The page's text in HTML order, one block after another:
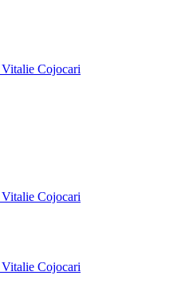
Vitalie Cojocari
Vitalie Cojocari
Vitalie Cojocari